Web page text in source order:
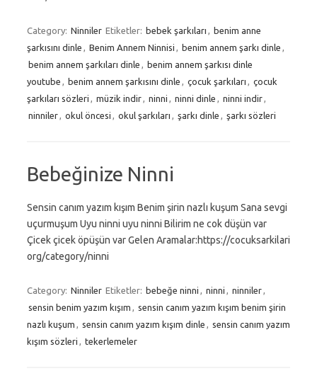
Category: Ninniler Etiketler: bebek şarkıları
benim anne
şarkısını dinle
Benim Annem Ninnisi benim annem şarkı dinle
benim annem şarkıları dinle
benim annem şarkısı dinle
youtube
benim annem şarkısını dinle çocuk şarkıları
çocuk
şarkıları sözleri
müzik indir ninni ninni dinle ninni indir
ninniler
okul öncesi okul şarkıları şarkı dinle şarkı sözleri
Bebeğinize Ninni
Sensin canım yazım kışım Benim şirin nazlı kuşum Sana sevgi
uçurmuşum Uyu ninni uyu ninni Bilirim ne cok düşün var
Çicek çicek öpüşün var Gelen Aramalar:https://cocuksarkilari
org/category/ninni
Category: Ninniler Etiketler: bebeğe ninni ninni ninniler
sensin benim yazım kışım
sensin canım yazım kışım benim şirin
nazlı kuşum
sensin canım yazım kışım dinle
sensin canım yazım
kışım sözleri
tekerlemeler